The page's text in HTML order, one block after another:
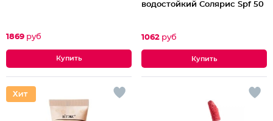
1869 руб
водостойкий Солярис Spf 50
1062 руб